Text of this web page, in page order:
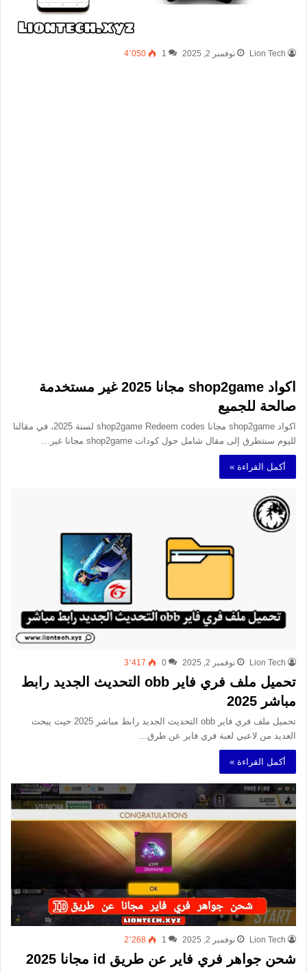
Lion Tech نوفمبر 2, 2025 1 4٬050
اكواد shop2game مجانا 2025 غير مستخدمة
صالحة للجميع
اكواد shop2game مجانا shop2game Redeem codes لسنة 2025، في مقالنا
لليوم سنتطرق إلى مقال شامل حول كودات shop2game مجانا غير…
أكمل القراءة »
Lion Tech نوفمبر 2, 2025 0 3٬417
تحميل ملف فري فاير obb التحديث الجديد رابط
مباشر 2025
تحميل ملف فري فاير obb التحديث الجديد رابط مباشر 2025 حيث يبحث
العديد من لاعبي لعبة فري فاير عن طرق…
أكمل القراءة »
Lion Tech نوفمبر 2, 2025 1 2٬268
شحن جواهر فري فاير عن طريق id مجانا 2025